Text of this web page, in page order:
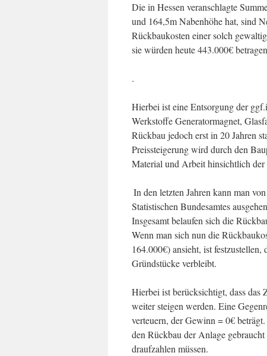
Die in Hessen veranschlagte
und 164,5m Nabenhöhe hat, sind
Rückbaukosten einer solch
sie würden heute 443.000€ betragen
.
Hierbei ist eine Entsorgung der
Werkstoffe Generatormagnet,
Rückbau jedoch erst in 20 Jahren
Preissteigerung wird durch den
Material und Arbeit hinsichtlich
In den letzten Jahren kann man
Statistischen Bundesamtes
Insgesamt belaufen sich die
Wenn man sich nun die
164.000€) ansieht, ist
Gründstücke verbleibt.
Hierbei ist berücksichtigt, dass das
weiter steigen werden. Eine
verteuern, der Gewinn = 0€
den Rückbau der Anlage
draufzahlen müssen.